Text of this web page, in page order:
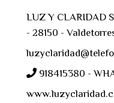
LUZ Y CLARIDAD
- 28150 -
918415380 -